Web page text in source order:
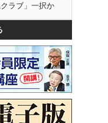
ラブ」一択か